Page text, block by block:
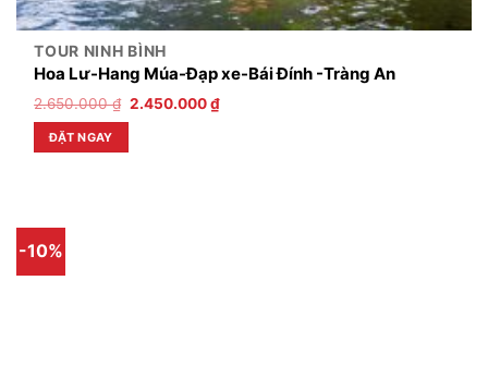
TOUR NINH BÌNH
Hoa Lư-Hang Múa-Đạp xe-Bái Đính -Tràng An
2.650.000₫ 2.450.000₫
ĐẶT NGAY
-10%